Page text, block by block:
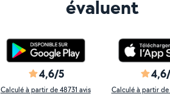
évaluent
4,6/5
Calculé à partir de 48731 avis Calculé à partir